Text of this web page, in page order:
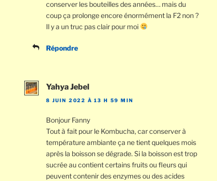
conserver les bouteilles des années… mais du
coup ça prolonge encore énormément la F2 non ?
Il y a un truc pas clair pour moi
Répondre
Yahya Jebel
8 JUIN 2022 À 13 H 59 MIN
Bonjour Fanny
Tout à fait pour le Kombucha, car conserver à
température ambiante ça ne tient quelques mois
après la boisson se dégrade. Si la boisson est trop
sucrée au contient certains fruits ou fleurs qui
peuvent contenir des enzymes ou des acides